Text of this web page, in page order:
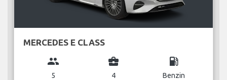
MERCEDES E CLASS
group
5
business_center
4
local_gas_station
Benzin